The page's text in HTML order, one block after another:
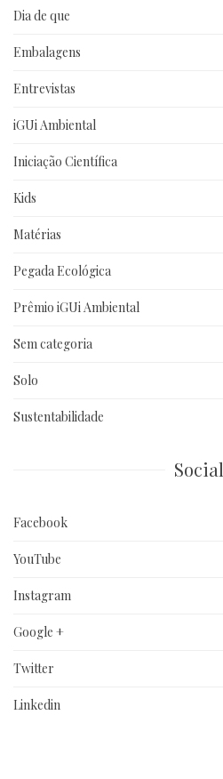
Dia de que
Embalagens
Entrevistas
iGUi Ambiental
Iniciação Científica
Kids
Matérias
Pegada Ecológica
Prêmio iGUi Ambiental
Sem categoria
Solo
Sustentabilidade
Social
Facebook
YouTube
Instagram
Google +
Twitter
Linkedin